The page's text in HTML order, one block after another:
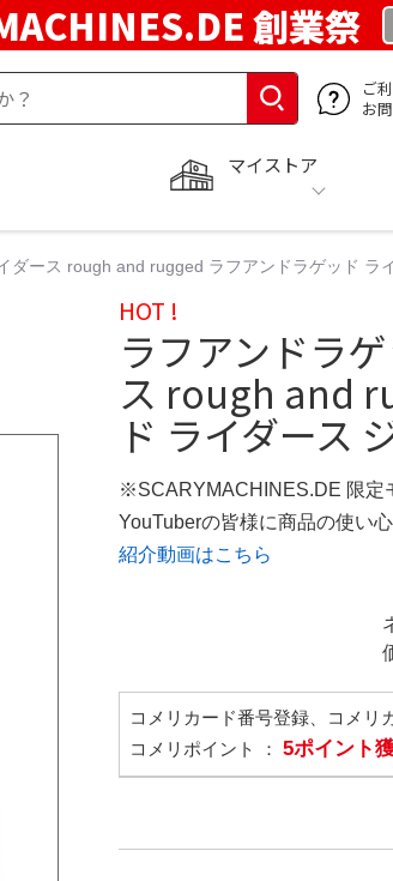
創業祭
ご
お
マイストア
ース rough and rugged ラフアンドラゲッド ラ
HOT !
ラフアンドラ
ス rough and
ド ライダース
※SCARYMACHINES.DE 限定
YouTuberの皆様に商品の使い
紹介動画はこちら
コメリカード番号登録、コメリ
コメリポイント ： 5ポイント